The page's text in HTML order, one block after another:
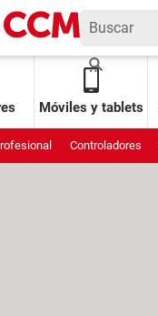
Móviles y tablets
Controladores